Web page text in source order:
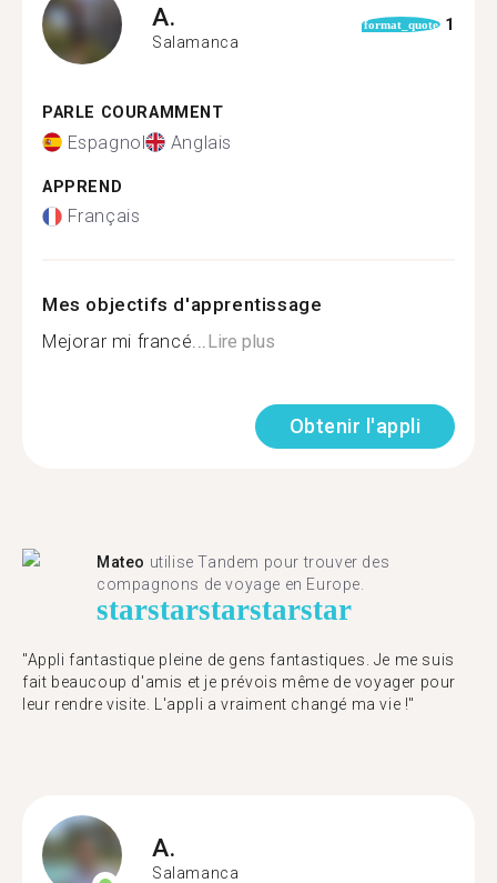
A.
Salamanca
format_quote 1
PARLE COURAMMENT
Espagnol Anglais
APPREND
Français
Mes objectifs d'apprentissage
Mejorar mi francé...Lire plus
Obtenir l'appli
Mateo utilise Tandem pour trouver des
compagnons de voyage en Europe.
starstarstarstarstar
"Appli fantastique pleine de gens fantastiques. Je me suis
fait beaucoup d'amis et je prévois même de voyager pour
leur rendre visite. L'appli a vraiment changé ma vie !"
A.
Salamanca